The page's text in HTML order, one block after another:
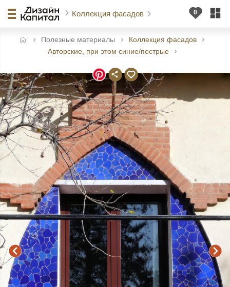
Коллекция фасадов
Полезные материалы
Коллекция фасадов
Авторские, при этом синие/пестрые